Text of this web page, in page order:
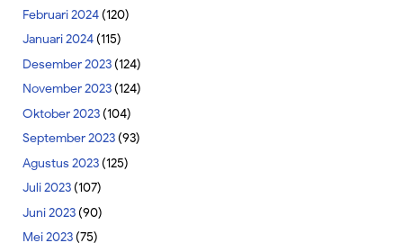
Februari 2024(120)
Januari 2024(115)
Desember 2023(124)
November 2023(124)
Oktober 2023(104)
September 2023(93)
Agustus 2023(125)
Juli 2023(107)
Juni 2023(90)
Mei 2023(75)